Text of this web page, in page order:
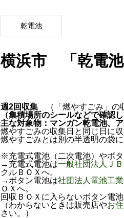
乾電池
横浜市 「乾電
週2回収集 （「燃やすごみ」の
（集積場所のシールなどで確認
主な対象物：マンガン乾電池、
燃やすごみの収集日と同じ日に
燃やすごみとは別の半透明の袋
※充電式電池（二次電池）やボ
→充電式電池は一般社団法人Ｊ
クルＢＯＸへ。
→ボタン電池は社団法人電池工
ＯＸへ。
回収ＢＯＸに入らないボタン電
（わからないときは販売店やお
さい。）